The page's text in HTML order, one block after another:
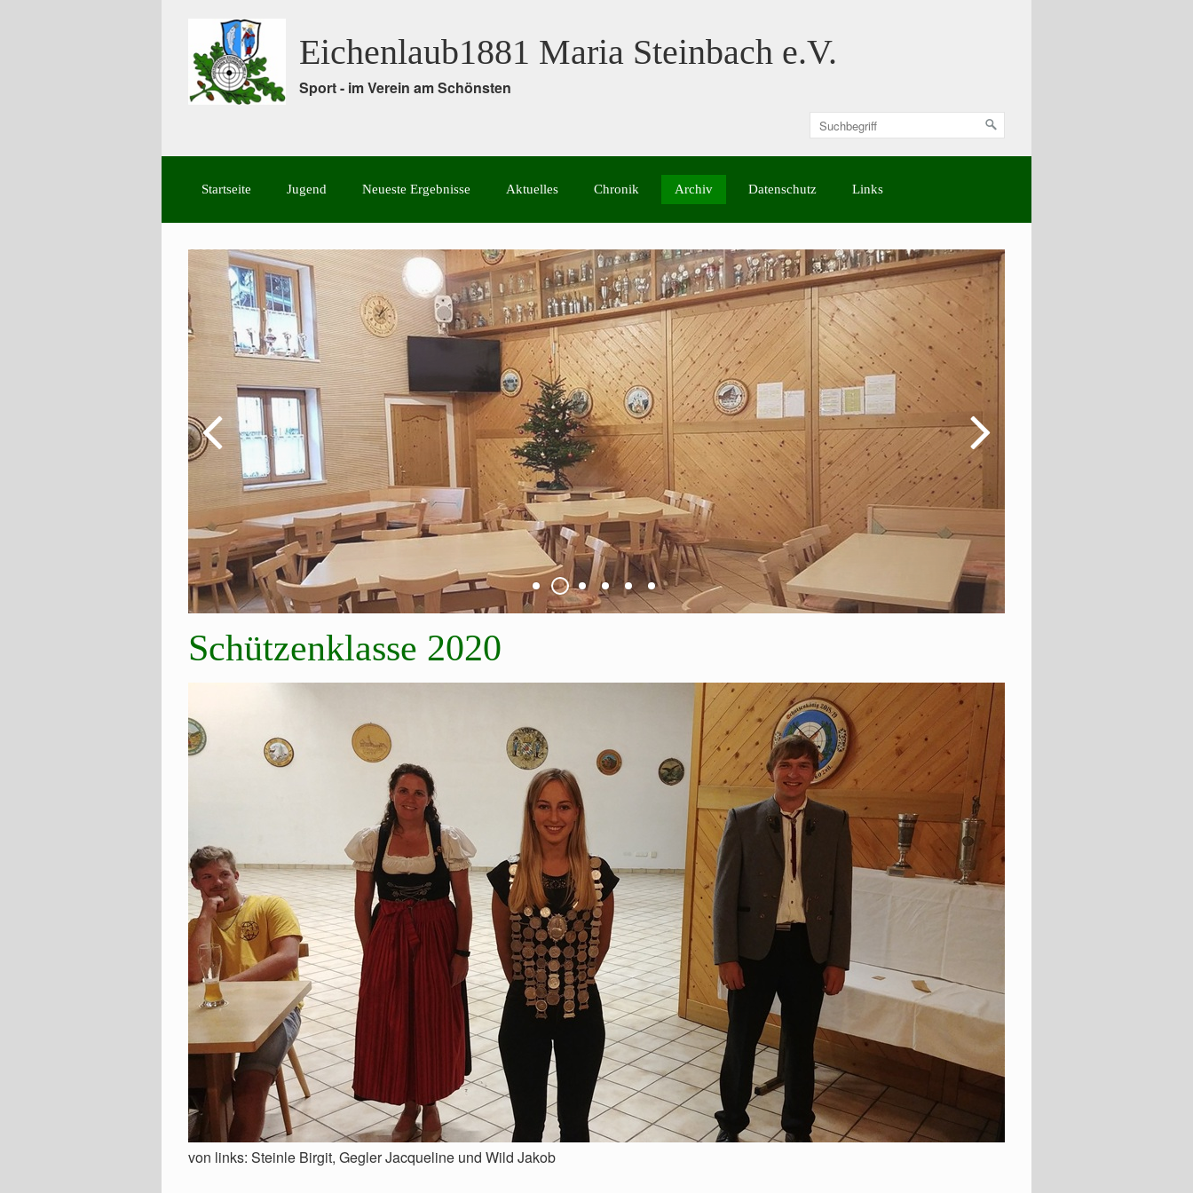
Eichenlaub1881 Maria Steinbach e.V.
Sport - im Verein am Schönsten
Startseite Jugend Neueste Ergebnisse Aktuelles Chronik Archiv Datenschutz Links
Schützenklasse 2020
von links: Steinle Birgit, Gegler Jacqueline und Wild Jakob